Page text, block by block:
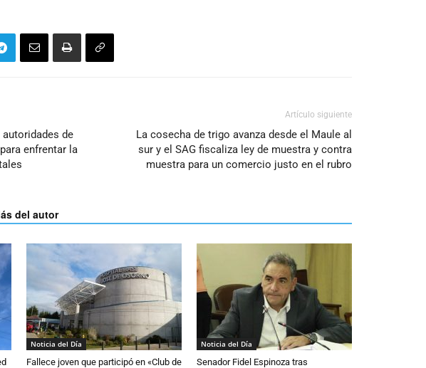
de
enfrentar la
Artículo siguiente
La cosecha de trigo avanza desde el Maule al
sur y el SAG fiscaliza ley de muestra y contra
muestra para un comercio justo en el rubro
del autor
Noticia del Día
Fallece joven que participó en «Club de
Noticia del Día
Senador Fidel Espinoza tras